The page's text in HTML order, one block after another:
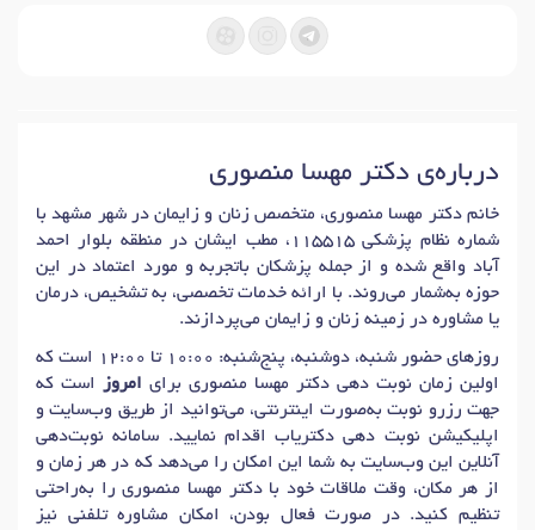
درباره‌ی دکتر مهسا منصوری
خانم دکتر مهسا منصوری، متخصص زنان و زایمان در شهر مشهد با
شماره نظام پزشکی 115515، مطب ایشان در منطقه بلوار احمد
آباد واقع شده و از جمله پزشکان باتجربه و مورد اعتماد در این
حوزه به‌شمار می‌روند. با ارائه خدمات تخصصی، به تشخیص، درمان
یا مشاوره در زمینه زنان و زایمان می‌پردازند.
روزهای حضور شنبه، دوشنبه، پنج‌شنبه: 10:00 تا 12:00 است که
اولین زمان نوبت دهی دکتر مهسا منصوری برای امروز
است که
جهت رزرو نوبت به‌صورت اینترنتی، می‌توانید از طریق وب‌سایت و
اپلیکیشن نوبت دهی دکتریاب اقدام نمایید. سامانه نوبت‌دهی
آنلاین این وب‌سایت به شما این امکان را می‌دهد که در هر زمان و
از هر مکان، وقت ملاقات خود با دکتر مهسا منصوری را به‌راحتی
تنظیم کنید. در صورت فعال بودن، امکان مشاوره تلفنی نیز